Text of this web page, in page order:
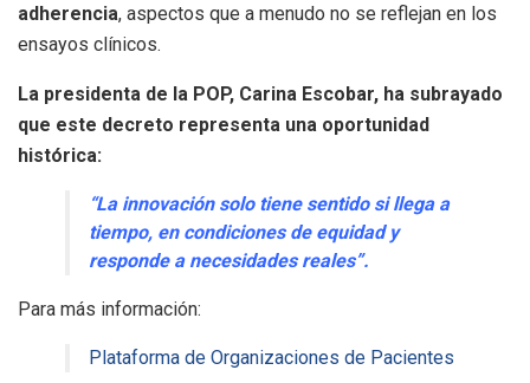
adherencia, aspectos que a menudo no se reflejan en los
ensayos clínicos.
La presidenta de la POP, Carina Escobar, ha subrayado
que este decreto representa una oportunidad
histórica:
“La innovación solo tiene sentido si llega a
tiempo, en condiciones de equidad y
responde a necesidades reales”.
Para más información:
Plataforma de Organizaciones de Pacientes